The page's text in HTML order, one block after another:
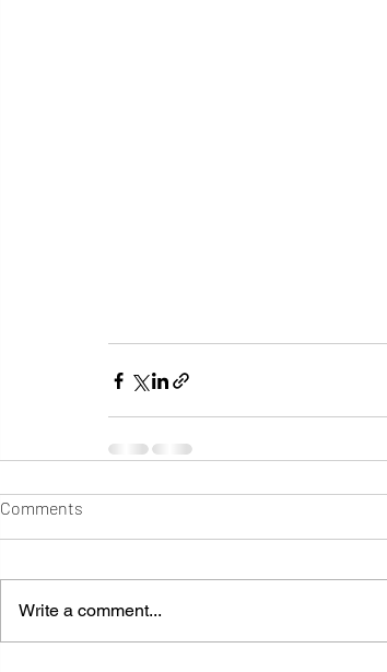
Comments
Write a comment...